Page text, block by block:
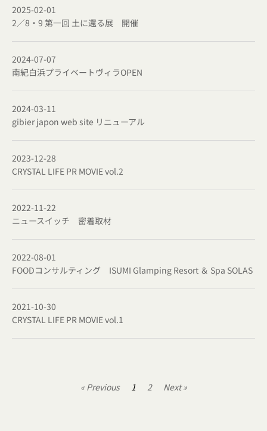
2025-02-01
2／8・9 第一回 土に還る展 開催
2024-07-07
南紀白浜プライベートヴィラOPEN
2024-03-11
gibier japon web site リニューアル
2023-12-28
CRYSTAL LIFE PR MOVIE vol.2
2022-11-22
ニュースイッチ 密着取材
2022-08-01
FOODコンサルティング ISUMI Glamping Resort ＆ Spa SOLAS
2021-10-30
CRYSTAL LIFE PR MOVIE vol.1
« Previous 1 2 Next »